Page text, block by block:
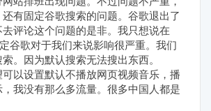
有固定谷歌搜索的问题。谷歌退出了
评论这个问题的是非。我只想说在
谷歌对于我们来说影响很严重。我们
。因为默认搜索无法搜出东西。
以设置默认不播放网页视频音乐，播
，我没有那么多流量。很多中国人都是